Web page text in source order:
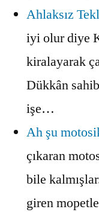
Ahlaksız
iyi olur diye
kiralayarak
Dükkân
işe…
Ah şu
çıkaran
bile
giren